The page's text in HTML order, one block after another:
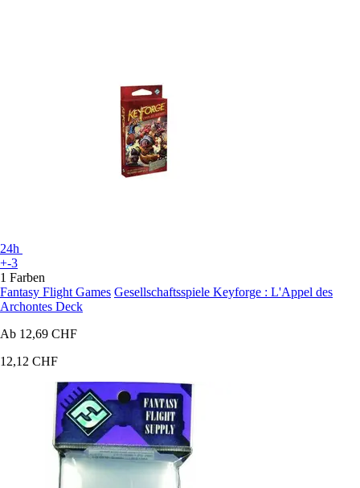
24h
+-3
1 Farben
Fantasy Flight Games Gesellschaftsspiele Keyforge : L'Appel des
Archontes Deck
Ab 12,69 CHF
12,12 CHF